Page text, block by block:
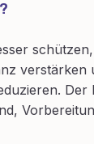
verstärken
Der